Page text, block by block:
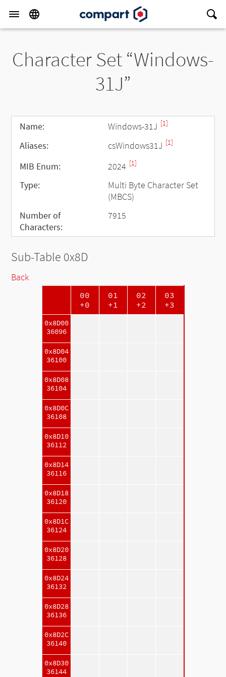
Character Set “Windows-
31J”
Name: Windows-31J [1]
Aliases: csWindows31J [1]
MIB Enum: 2024 [1]
Type:
Multi Byte Character Set
(MBCS)
Number of
Characters:
7915
Sub-Table 0x8D
Back
00
+0
01
+1
02
+2
03
+3
0x8D00
36096
0x8D04
36100
0x8D08
36104
0x8D0C
36108
0x8D10
36112
0x8D14
36116
0x8D18
36120
0x8D1C
36124
0x8D20
36128
0x8D24
36132
0x8D28
36136
0x8D2C
36140
0x8D30
36144